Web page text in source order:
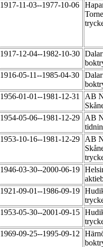
1917-11-03--1977-10-06
1917-12-04--1982-10-30
1916-05-11--1985-04-30
1956-01-01--1981-12-31
AB
1954-05-06--1981-12-29
AB
1953-10-16--1981-12-29
AB
1946-03-30--2000-06-19
1921-09-01--1986-09-19
1953-05-30--2001-09-15
1969-09-25--1995-09-12